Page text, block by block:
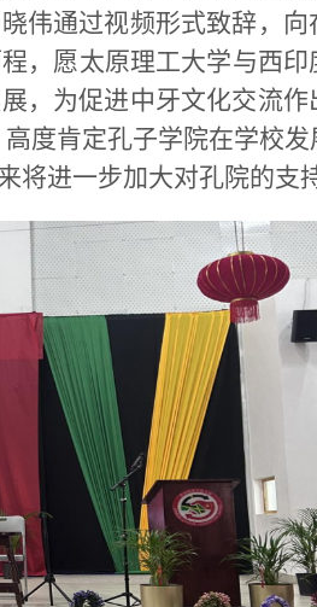
伟通过视频形式致辞，向
，愿太原理工大学与西印
，为促进中牙文化交流作
度肯定孔子学院在学校
进一步加大对孔院的支